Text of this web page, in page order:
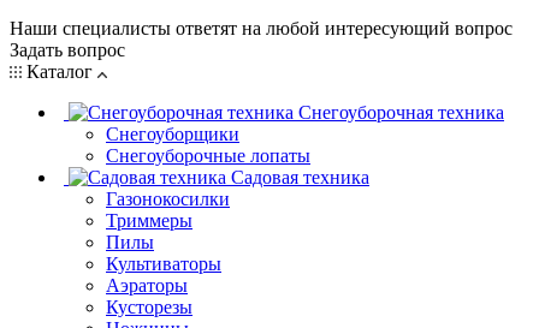
Наши специалисты ответят на любой интересующий вопрос
Задать вопрос
Каталог
Снегоуборочная техника
Снегоуборщики
Снегоуборочные лопаты
Садовая техника
Газонокосилки
Триммеры
Пилы
Культиваторы
Аэраторы
Кусторезы